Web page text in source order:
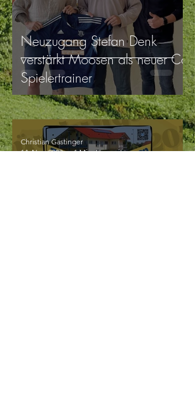
Neuzugang Stefan Denk
verstärkt Moosen als neuer Co-
Spielertrainer
Christian Gastinger
14. Nov. 2023
1 Min. Lesezeit